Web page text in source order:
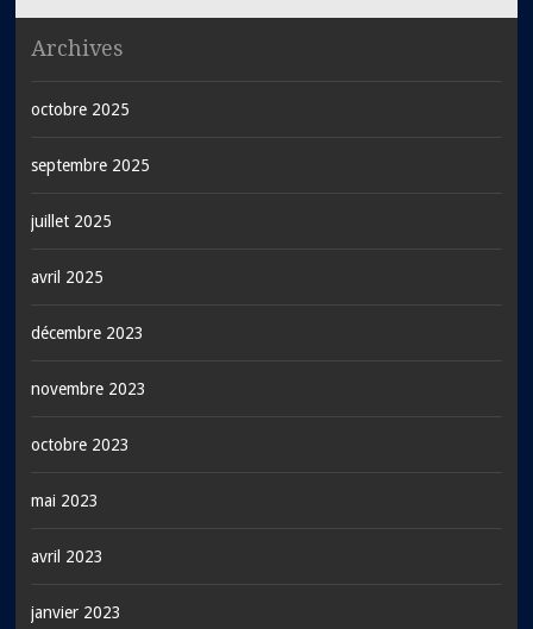
Archives
octobre 2025
septembre 2025
juillet 2025
avril 2025
décembre 2023
novembre 2023
octobre 2023
mai 2023
avril 2023
janvier 2023